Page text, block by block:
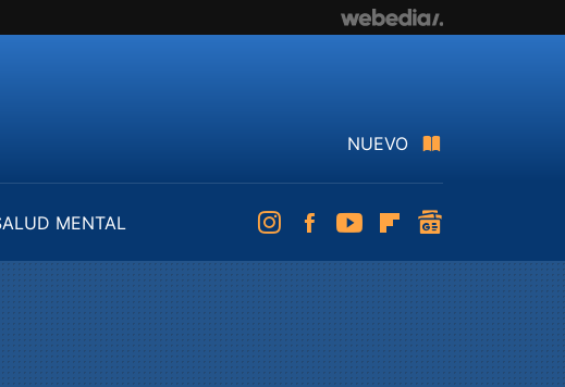
NUEVO
MENTAL
InstagramFacebookYoutubeFlipboard